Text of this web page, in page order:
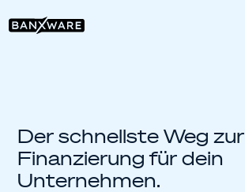
Der schnellste Weg zur
Finanzierung für dein
Unternehmen.